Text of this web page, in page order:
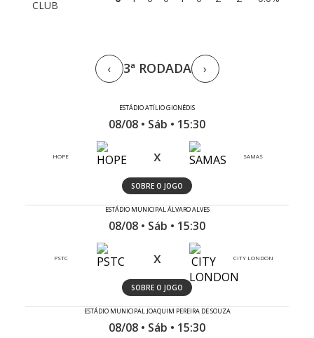
CLUB
‹ 3ª RODADA ›
ESTÁDIO ATÍLIO GIONÉDIS
08/08 • Sáb • 15:30
HOPE x SAMAS
SOBRE O JOGO
ESTÁDIO MUNICIPAL ÁLVARO ALVES
08/08 • Sáb • 15:30
PSTC x CITY LONDON
SOBRE O JOGO
ESTÁDIO MUNICIPAL JOAQUIM PEREIRA DE SOUZA
08/08 • Sáb • 15:30